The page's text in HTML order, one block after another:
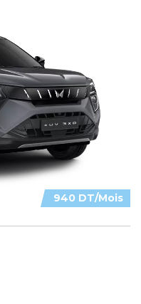
940 DT/Mois